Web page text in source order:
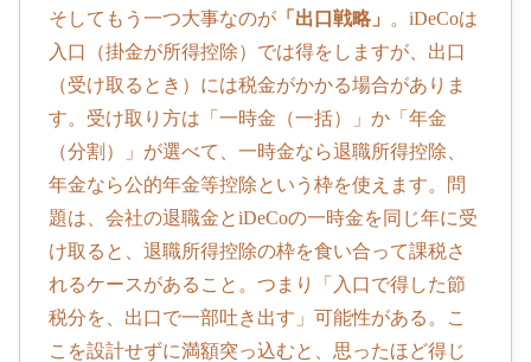
そしてもう一つ大事なのが 「出口戦略」
。iDeCoは
入口（掛金が所得控除）では得をしますが、出口
（受け取るとき）には税金がかかる場合がありま
す。受け取り方は「一時金（一括）」か「年金
（分割）」が選べて、一時金なら退職所得控除、
年金なら公的年金等控除という枠を使えます。問
題は、会社の退職金とiDeCoの一時金を同じ年に受
け取ると、退職所得控除の枠を食い合って課税さ
れるケースがあること。つまり「入口で得した節
税分を、出口で一部吐き出す」可能性がある。こ
こを設計せずに満額突っ込むと、思ったほど得じ